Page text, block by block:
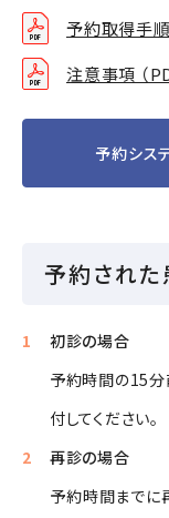
予約取得手順
注意事項 （
予約シス
予約された
初診の場合
予約時間の15分
付してください。
再診の場合
予約時間までに